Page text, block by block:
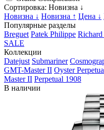
Сортировка: Новизна ↓
Новизна ↓ Новизна ↑ Цена ↓
Популярные разделы
Breguet Patek Philippe
SALE
Коллекции
Datejust Submariner
GMT-Master II Oyster
Master II Perpetual 1908
В наличии